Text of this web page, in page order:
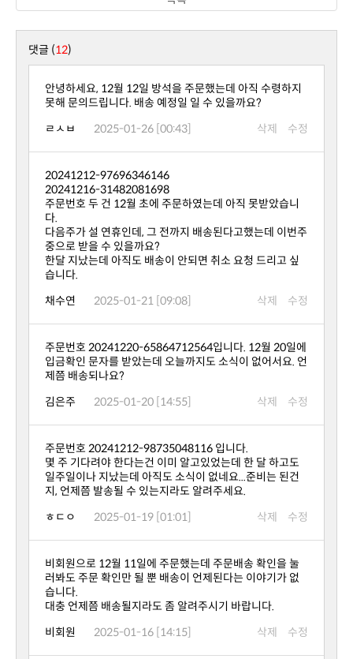
댓글 (12)
못해 문의드립니다. 배송 예정일 일 수 있을까요?
ㄹㅅㅂ
2025-01-26 [00:43] 삭제 수정
20241212-97696346146
20241216-31482081698
다.
중으로 받을 수 있을까요?
습니다.
채수연
2025-01-21 [09:08] 삭제 수정
제쯤 배송되나요?
김은주
2025-01-20 [14:55] 삭제 수정
주문번호 20241212-98735048116 입니다.
지, 언제쯤 발송될 수 있는지라도 알려주세요.
ㅎㄷㅇ
2025-01-19 [01:01] 삭제 수정
습니다.
대충 언제쯤 배송될지라도 좀 알려주시기 바랍니다.
비회원
2025-01-16 [14:15] 삭제 수정